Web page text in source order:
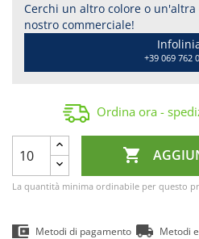
Cerchi un altro colore o
nostro commerciale!
+39 069 762
Ordina ora -

La quantità minima ordinabile per questo
Metodi di pagamento Metodi